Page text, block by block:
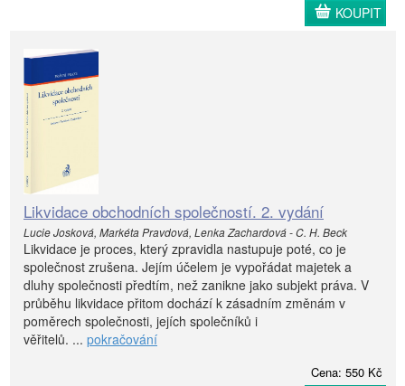
KOUPIT
Likvidace obchodních společností. 2. vydání
Lucie Josková, Markéta Pravdová, Lenka Zachardová - C. H. Beck
Likvidace je proces, který zpravidla nastupuje poté, co je
společnost zrušena. Jejím účelem je vypořádat majetek a
dluhy společnosti předtím, než zanikne jako subjekt práva. V
průběhu likvidace přitom dochází k zásadním změnám v
poměrech společnosti, jejích společníků i
věřitelů. ... pokračování
Cena: 550 Kč